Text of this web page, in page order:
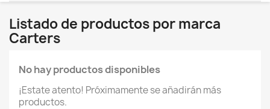
Listado de productos por marca
Carters
No hay productos disponibles
¡Estate atento! Próximamente se añadirán más
productos.